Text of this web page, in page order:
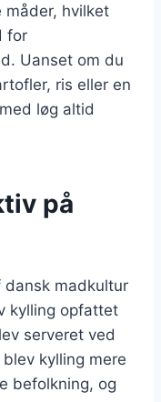
måder, hvilket
for
Uanset om du
ris eller en
løg altid
på
madkultur
kylling opfattet
serveret ved
kylling mere
befolkning, og